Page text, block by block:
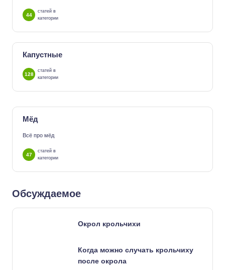
44
статей в
категории
Капустные
128
статей в
категории
Мёд
Всё про мёд
47
статей в
категории
Обсуждаемое
Окрол крольчихи
Когда можно случать крольчиху
после окрола